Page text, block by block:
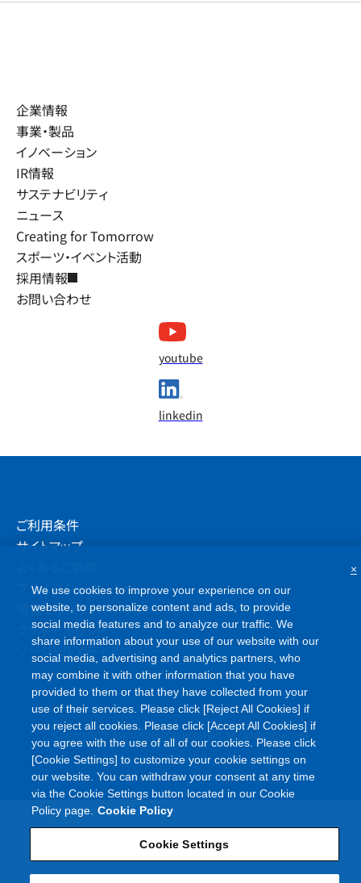
企業情報
事業・製品
イノベーション
IR情報
サステナビリティ
ニュース
Creating for Tomorrow
スポーツ・イベント活動
採用情報
お問い合わせ
youtube
linkedin
ご利用条件
サイトマップ
プライバシーポリシー
情報セキュリティポリシー
クッキーポリシー
ソーシャルメディアポリシー
Copyright©Asahi Kasei Corporation. All rights reserved
We use cookies to improve your experience on our
website, to personalize content and ads, to provide
social media features and to analyze our traffic. We
share information about your use of our website with our
social media, advertising and analytics partners, who
may combine it with other information that you have
provided to them or that they have collected from your
use of their services. Please click [Reject All Cookies] if
you reject all cookies. Please click [Accept All Cookies] if
you agree with the use of all of our cookies. Please click
[Cookie Settings] to customize your cookie settings on
our website. You can withdraw your consent at any time
via the Cookie Settings button located in our Cookie
Policy page. Cookie Policy
Cookie Settings
×